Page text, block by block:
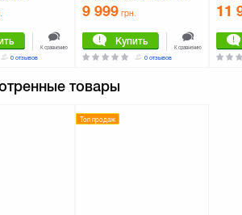
К сравнению
0 отзывов
9 999 грн.
Купить
К сравнению
0 отзывов
11
товары
Топ продаж